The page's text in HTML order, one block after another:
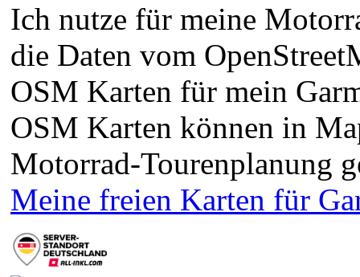
Ich nutze für meine
die Daten vom
OSM Karten für mein
OSM Karten können in
Motorrad-Tourenplanung
Meine freien Karten für